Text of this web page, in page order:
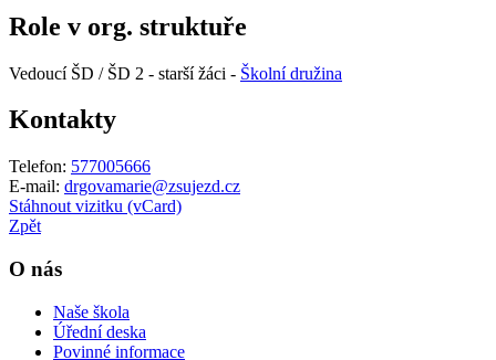
Role v org. struktuře
Vedoucí ŠD / ŠD 2 - starší žáci - Školní družina
Kontakty
Telefon: 577005666
E-mail: drgovamarie@zsujezd.cz
Stáhnout vizitku (vCard)
Zpět
O nás
Naše škola
Úřední deska
Povinné informace